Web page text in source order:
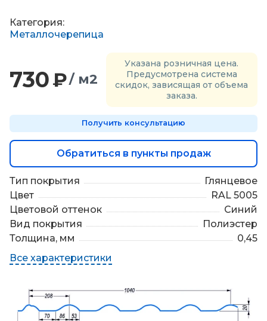
о
д
б
м
а
е
и
л
в
Категория:
Металлочерепица
730₽/ м2
Указана розничная цена.
Предусмотрена система
скидок, зависящая от объема
заказа.
Получить консультацию
Обратиться в пункты продаж
Тип покрытия
Глянцевое
Цвет
RAL 5005
Цветовой оттенок
Синий
Вид покрытия
Полиэстер
Толщина, мм
0,45
Все характеристики